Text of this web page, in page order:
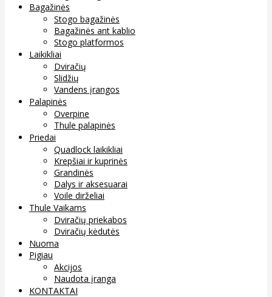
Bagažinės
Stogo bagažinės
Bagažinės ant kablio
Stogo platformos
Laikikliai
Dviračių
Slidžių
Vandens įrangos
Palapinės
Overpine
Thule palapinės
Priedai
Quadlock laikikliai
Krepšiai ir kuprinės
Grandinės
Dalys ir aksesuarai
Voile dirželiai
Thule Vaikams
Dviračių priekabos
Dviračių kėdutės
Nuoma
Pigiau
Akcijos
Naudota įranga
KONTAKTAI